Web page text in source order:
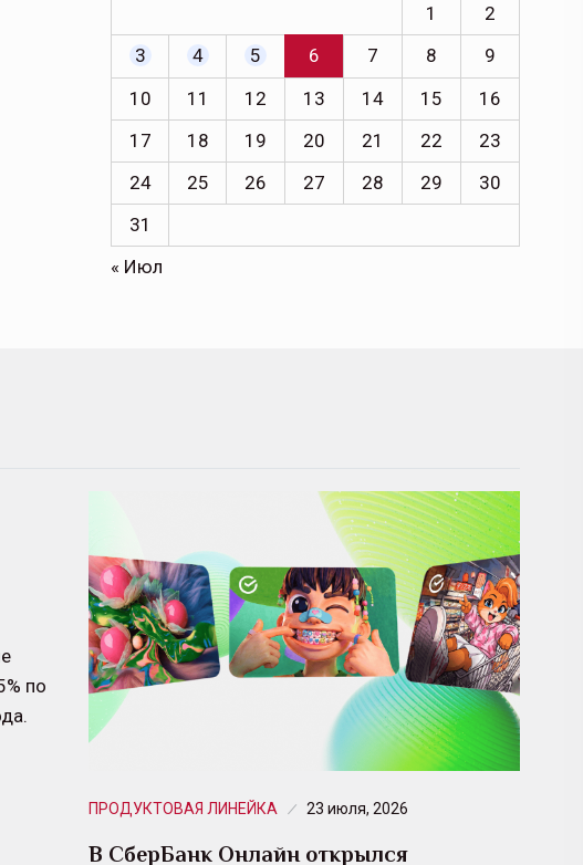
1
2
3
4 5 6 7 8
9
10
11 12 13 14 15
16
17
18 19 20 21 22
23
24
25 26 27 28 29
30
31
« Июл
по
ПРОДУКТОВАЯ ЛИНЕЙКА 23 июля, 2026
В СберБанк Онлайн открылся